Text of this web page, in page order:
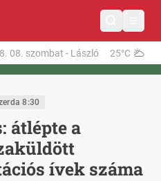
08. szombat - László 25°C
8:30
átlépte a
ívek száma